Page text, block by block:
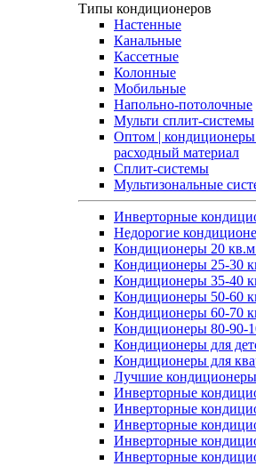
Типы кондиционеров
Настенные
Канальные
Кассетные
Колонные
Мобильные
Напольно-потолочные
Мульти сплит-системы
Оптом |
расходный материал
Сплит-системы
Мультизональные
Инверторные
Недорогие
Кондиционеры 20
Кондиционеры 25-30
Кондиционеры 35-40
Кондиционеры 50-60
Кондиционеры 60-70
Кондиционеры 80-90-
Кондиционеры для
Кондиционеры для
Лучшие
Инверторные
Инверторные
Инверторные
Инверторные
Инверторные